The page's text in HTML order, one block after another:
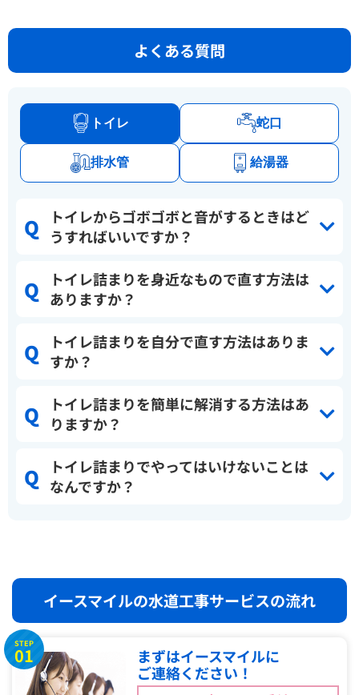
よくある質問
トイレ 蛇口
排水管 給湯器
トイレからゴボゴボと音がするときはど
うすればいいですか？
トイレ詰まりを身近なもので直す方法は
ありますか？
トイレ詰まりを自分で直す方法はありま
すか？
トイレ詰まりを簡単に解消する方法はあ
りますか？
トイレ詰まりでやってはいけないことは
なんですか？
イースマイルの水道工事サービスの流れ
STEP
01
まずはイースマイルに
ご連絡ください！